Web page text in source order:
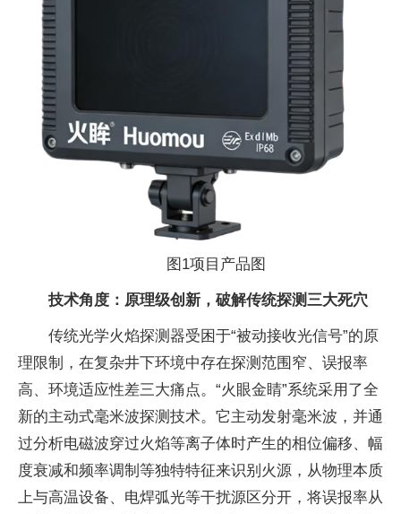
图1项目产品图
技术角度：原理级创新，破解传统探测三大死穴
传统光学火焰探测器受困于“被动接收光信号”的原
理限制，在复杂井下环境中存在探测范围窄、误报率
高、环境适应性差三大痛点。“火眼金睛”系统采用了全
新的主动式毫米波探测技术。它主动发射毫米波，并通
过分析电磁波穿过火焰等离子体时产生的相位偏移、幅
度衰减和频率调制等独特特征来识别火源，从物理本质
上与高温设备、电焊弧光等干扰源区分开，将误报率从